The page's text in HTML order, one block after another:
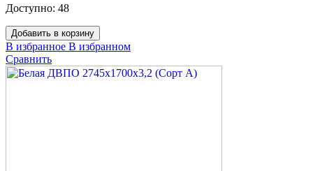
Доступно: 48
Добавить в корзину
В избранное В избранном
Сравнить